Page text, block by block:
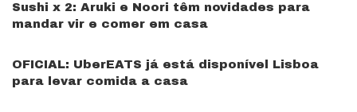
Sushi x 2: Aruki e Noori têm novidades para
mandar vir e comer em casa
OFICIAL: UberEATS já está disponível Lisboa
para levar comida a casa